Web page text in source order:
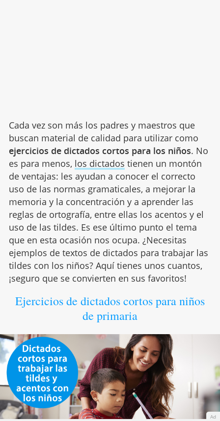
Cada vez son más los padres y maestros que
buscan material de calidad para utilizar como
ejercicios de dictados cortos para los niños. No
es para menos, los dictados tienen un montón
de ventajas: les ayudan a conocer el correcto
uso de las normas gramaticales, a mejorar la
memoria y la concentración y a aprender las
reglas de ortografía, entre ellas los acentos y el
uso de las tildes. Es ese último punto el tema
que en esta ocasión nos ocupa. ¿Necesitas
ejemplos de textos de dictados para trabajar las
tildes con los niños? Aquí tienes unos cuantos,
¡seguro que se convierten en sus favoritos!
Ejercicios de dictados cortos para niños
de primaria
Ad